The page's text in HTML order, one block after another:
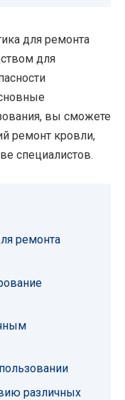
для ремонта
для
вы сможете
ремонт кровли,
специалистов.
ремонта
различных